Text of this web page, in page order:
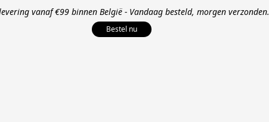
vanaf €99 binnen België - Vandaag besteld, morgen verzonden.
Bestel nu